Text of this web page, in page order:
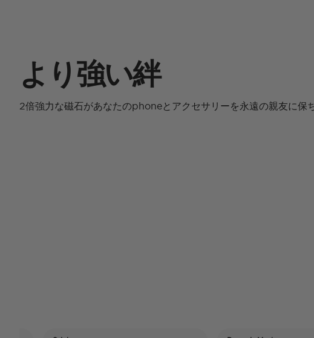
より強い絆
2倍強力な磁石があなたのphoneとアクセサリーを永遠の親友に保